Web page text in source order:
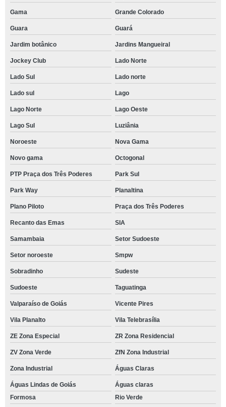
Gama Grande Colorado
Guara Guará
Jardim botânico Jardins Mangueiral
Jockey Club Lado Norte
Lado Sul Lado norte
Lado sul Lago
Lago Norte Lago Oeste
Lago Sul Luziânia
Noroeste Nova Gama
Novo gama Octogonal
PTP Praça dos Três Poderes Park Sul
Park Way Planaltina
Plano Piloto Praça dos Três Poderes
Recanto das Emas SIA
Samambaia Setor Sudoeste
Setor noroeste Smpw
Sobradinho Sudeste
Sudoeste Taguatinga
Valparaíso de Goiás Vicente Pires
Vila Planalto Vila Telebrasília
ZE Zona Especial ZR Zona Residencial
ZV Zona Verde ZfN Zona Industrial
Zona Industrial Águas Claras
Águas Lindas de Goiás
Águas claras
Formosa
Rio Verde